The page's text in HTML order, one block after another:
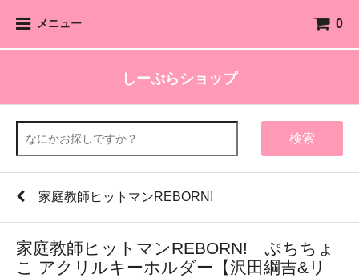
メニュー 0
しーぷらショップ
検索
家庭教師ヒットマンREBORN!
家庭教師ヒットマンREBORN! ぷちちょ
こ アクリルキーホルダー【沢田綱吉&リ